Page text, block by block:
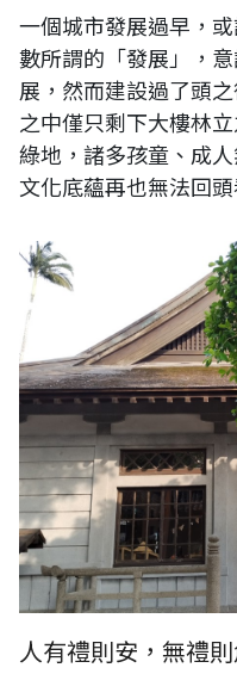
一個城市發展過早，
數所謂的「發展」，
展，然而建設過了頭
之中僅只剩下大樓林
綠地，諸多孩童、成
文化底蘊再也無法回頭
人有禮則安，無禮